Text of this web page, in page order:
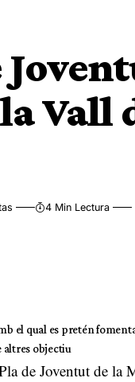
Vall
4 Min Lectura
el qual es pretén
altres objectiu
de Joventut de la